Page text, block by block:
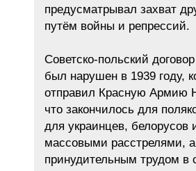
предусматрывал захват
путём войны и репрессий.
Советско-польский
был нарушен в 1939 году,
отправил Красную Армию
что закончилось для
для украинцев, белорусов
массовыми расстрелями,
принудительным трудом в